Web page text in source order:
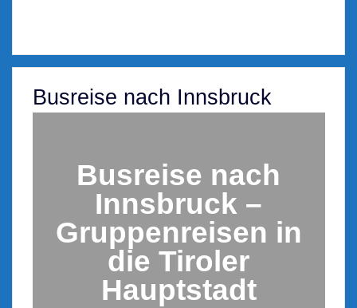
Busreise nach Innsbruck
Busreise nach
Innsbruck –
Gruppenreisen in
die Tiroler
Hauptstadt